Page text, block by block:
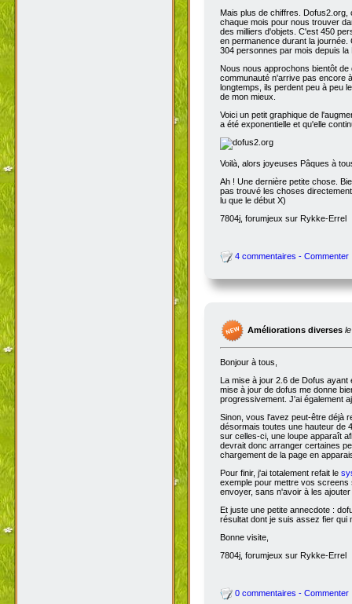
Mais plus de chiffres.
chaque mois pour nous trouver
des milliers d'objets. C'est 450
en permanence durant la
304 personnes par mois depuis
Nous nous approchons bientôt
communauté n'arrive pas encore
longtemps, ils perdent peu à peu
de mon mieux.
Voici un petit graphique de
a été exponentielle et qu'elle
Voilà, alors joyeuses Pâques à
Ah ! Une dernière petite chose.
pas trouvé les choses
lu que le début X)
7804j, forumjeux sur Rykke-Errel
4 commentaires - Commenter
Améliorations diverses
Bonjour à tous,
La mise à jour 2.6 de Dofus
mise à jour de dofus me donne
progressivement. J'ai également
Sinon, vous l'avez peut-être déjà
désormais toutes une hauteur de
sur celles-ci, une loupe apparaît
devrait donc arranger certaines
chargement de la page en
Pour finir, j'ai totalement refait le
exemple pour mettre vos
envoyer, sans n'avoir à les
Et juste une petite annecdote :
résultat dont je suis assez fier qui
Bonne visite,
7804j, forumjeux sur Rykke-Errel
0 commentaires - Commenter